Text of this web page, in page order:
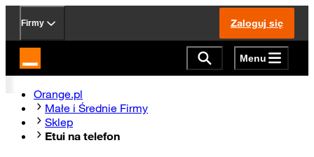
Firmy Zaloguj się
Strona główna Orange.pl Menu
Orange.pl
Małe i Średnie Firmy
Sklep
Etui na telefon